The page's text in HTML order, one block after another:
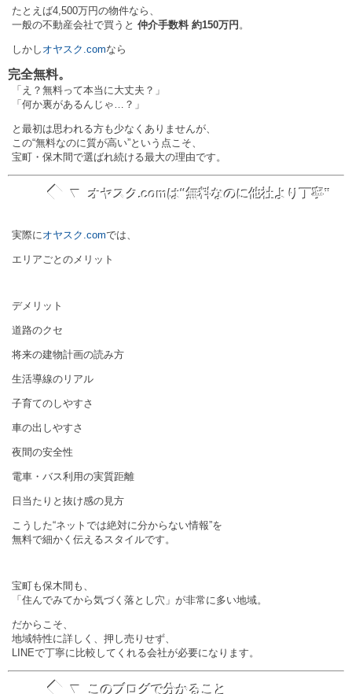
たとえば4,500万円の物件なら、
一般の不動産会社で買うと 仲介手数料 約150万円 。
しかし オヤスク.comなら
完全無料。
「え？無料って本当に大丈夫？」
「何か裏があるんじゃ…？」
と最初は思われる方も少なくありませんが、
この“無料なのに質が高い”という点こそ、
宝町・保木間で選ばれ続ける最大の理由です。
◆ ▼ オヤスク.comは“無料なのに他社より丁寧”
実際に オヤスク.comでは、
エリアごとのメリット
デメリット
道路のクセ
将来の建物計画の読み方
生活導線のリアル
子育てのしやすさ
車の出しやすさ
夜間の安全性
電車・バス利用の実質距離
日当たりと抜け感の見方
こうした“ネットでは絶対に分からない情報”を
無料で細かく伝えるスタイルです。
宝町も保木間も、
「住んでみてから気づく落とし穴」が非常に多い地域。
だからこそ、
地域特性に詳しく、押し売りせず、
LINEで丁寧に比較してくれる会社が必要になります。
◆ ▼ このブログで分かること